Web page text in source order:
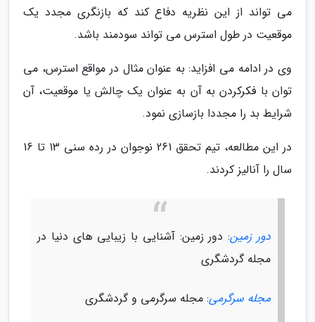
می تواند از این نظریه دفاع کند که بازنگری مجدد یک
موقعیت در طول استرس می تواند سودمند باشد.
وی در ادامه می افزاید: به عنوان مثال در مواقع استرس، می
توان با فکرکردن به آن به عنوان یک چالش یا موقعیت، آن
شرایط بد را مجددا بازسازی نمود.
در این مطالعه، تیم تحقق 261 نوجوان در رده سنی 13 تا 16
سال را آنالیز کردند.
دور زمین: دور زمین: آشنایی با زیبایی های دنیا در
مجله گردشگری
مجله سرگرمی: مجله سرگرمی و گردشگری